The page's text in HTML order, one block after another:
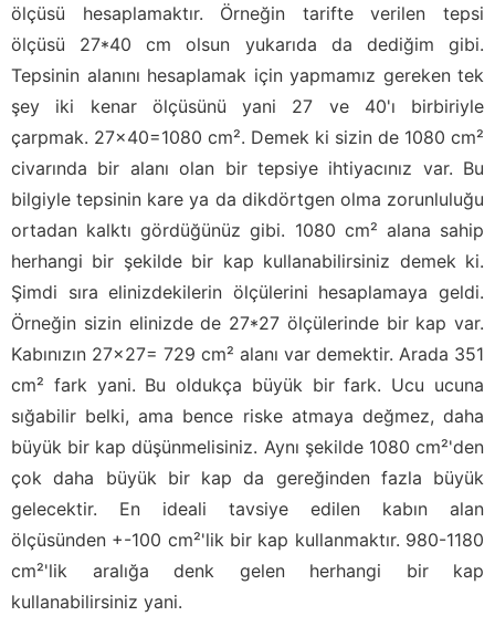
ölçüsü hesaplamaktır. Örneğin tarifte verilen tepsi
ölçüsü 27*40 cm olsun yukarıda da dediğim gibi.
Tepsinin alanını hesaplamak için yapmamız gereken tek
şey iki kenar ölçüsünü yani 27 ve 40'ı birbiriyle
çarpmak. 27x40=1080 cm². Demek ki sizin de 1080 cm²
civarında bir alanı olan bir tepsiye ihtiyacınız var. Bu
bilgiyle tepsinin kare ya da dikdörtgen olma zorunluluğu
ortadan kalktı gördüğünüz gibi. 1080 cm² alana sahip
herhangi bir şekilde bir kap kullanabilirsiniz demek ki.
Şimdi sıra elinizdekilerin ölçülerini hesaplamaya geldi.
Örneğin sizin elinizde de 27*27 ölçülerinde bir kap var.
Kabınızın 27x27= 729 cm² alanı var demektir. Arada 351
cm² fark yani. Bu oldukça büyük bir fark. Ucu ucuna
sığabilir belki, ama bence riske atmaya değmez, daha
büyük bir kap düşünmelisiniz. Aynı şekilde 1080 cm²'den
çok daha büyük bir kap da gereğinden fazla büyük
gelecektir. En ideali tavsiye edilen kabın alan
ölçüsünden +-100 cm²'lik bir kap kullanmaktır. 980-1180
cm²'lik aralığa denk gelen herhangi bir kap
kullanabilirsiniz yani.